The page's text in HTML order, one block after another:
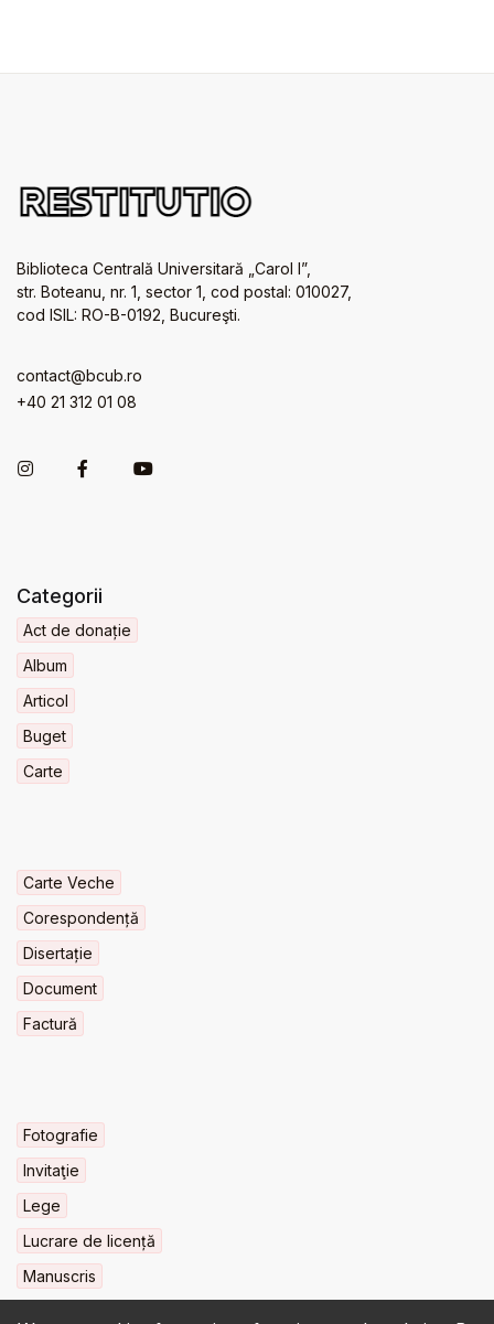
Biblioteca Centrală Universitară „Carol I”,
str. Boteanu, nr. 1, sector 1, cod postal: 010027,
cod ISIL: RO-B-0192, Bucureşti.
contact@bcub.ro
+40 21 312 01 08
Categorii
Act de donație
Album
Articol
Buget
Carte
Carte Veche
Corespondență
Disertație
Document
Factură
Fotografie
Invitaţie
Lege
Lucrare de licență
Manuscris